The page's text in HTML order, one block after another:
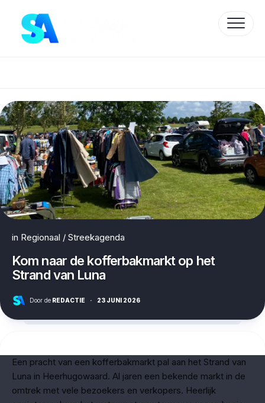
content
in Regionaal / Streekagenda
Kom naar de kofferbakmarkt op het
Strand van Luna
Door de REDACTIE · 23 JUNI 2026
Een pracht van een kofferbakmarkt pal aan het Strand van
Luna in Heerhugowaard. Al jaren een bekende markt in de
omtrek met vele bezoekers en verkopers. Heerlijk
Protected by WP Anti-Hacker